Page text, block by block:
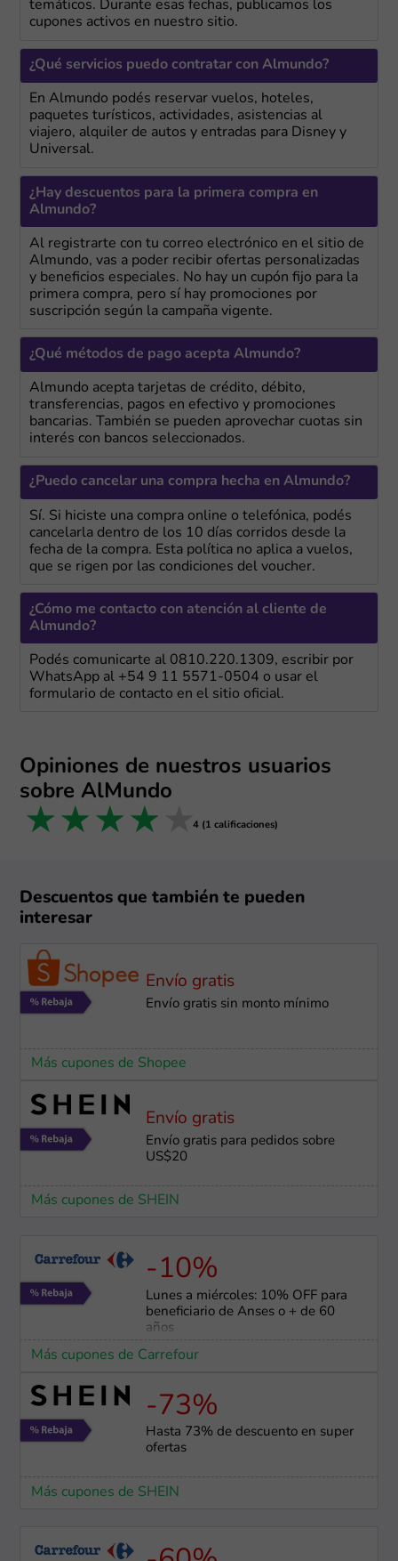
temáticos. Durante esas fechas, publicamos los
cupones activos en nuestro sitio.
¿Qué servicios puedo contratar con Almundo?
En Almundo podés reservar vuelos, hoteles,
paquetes turísticos, actividades, asistencias al
viajero, alquiler de autos y entradas para Disney y
Universal.
¿Hay descuentos para la primera compra en
Almundo?
Al registrarte con tu correo electrónico en el sitio de
Almundo, vas a poder recibir ofertas personalizadas
y beneficios especiales. No hay un cupón fijo para la
primera compra, pero sí hay promociones por
suscripción según la campaña vigente.
¿Qué métodos de pago acepta Almundo?
Almundo acepta tarjetas de crédito, débito,
transferencias, pagos en efectivo y promociones
bancarias. También se pueden aprovechar cuotas sin
interés con bancos seleccionados.
¿Puedo cancelar una compra hecha en Almundo?
Sí. Si hiciste una compra online o telefónica, podés
cancelarla dentro de los 10 días corridos desde la
fecha de la compra. Esta política no aplica a vuelos,
que se rigen por las condiciones del voucher.
¿Cómo me contacto con atención al cliente de
Almundo?
Podés comunicarte al 0810.220.1309, escribir por
WhatsApp al +54 9 11 5571-0504 o usar el
formulario de contacto en el sitio oficial.
Opiniones de nuestros usuarios
sobre AlMundo
5 stars
4 stars
3 stars
2 stars
1 star 4 (1 calificaciones)
Descuentos que también te pueden
interesar
Envío gratis
Envío gratis sin monto mínimo
Más cupones de Shopee
Envío gratis
Envío gratis para pedidos sobre
US$20
Más cupones de SHEIN
-10%
Lunes a miércoles: 10% OFF para
beneficiario de Anses o + de 60
años
Más cupones de Carrefour
-73%
Hasta 73% de descuento en super
ofertas
Más cupones de SHEIN